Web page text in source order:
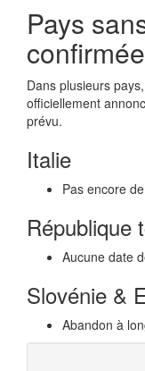
Pays
confirmée
Dans plusieurs
officiellement
prévu.
Italie
Pas encore
République
Aucune date
Slovénie &
Abandon à